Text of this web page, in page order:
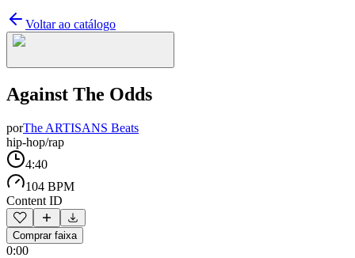
Voltar ao catálogo
Against The Odds
porThe ARTISANS Beats
hip-hop/rap
4:40
104 BPM
Content ID
Comprar faixa
0:00